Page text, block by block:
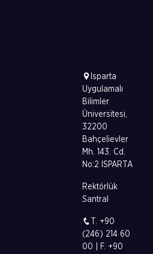
Isparta
Uygulamalı
Bilimler
Üniversitesi,
32200
Bahçelievler
Mh. 143. Cd.
No:2 ISPARTA
Rektörlük
Santral
T. +90
(246) 214 60
00 | F. +90